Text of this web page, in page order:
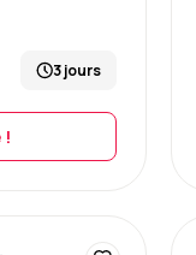
le
à un public
3 jours
!